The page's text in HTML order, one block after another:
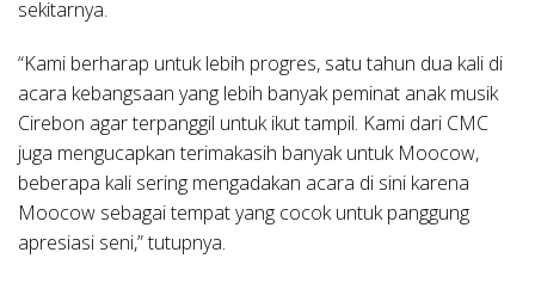
sekitarnya.
“Kami berharap untuk lebih progres, satu tahun dua kali di
acara kebangsaan yang lebih banyak peminat anak musik
Cirebon agar terpanggil untuk ikut tampil. Kami dari CMC
juga mengucapkan terimakasih banyak untuk Moocow,
beberapa kali sering mengadakan acara di sini karena
Moocow sebagai tempat yang cocok untuk panggung
apresiasi seni,” tutupnya.